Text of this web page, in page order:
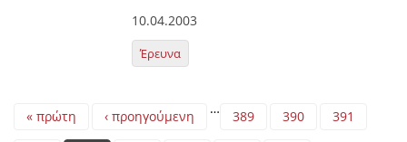
10.04.2003
Έρευνα
Pages
« πρώτη ‹ προηγούμενη … 389 390
391